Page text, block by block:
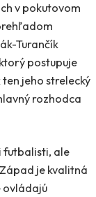
v pokutovom
Turančík
postupuje
jeho strelecký
rozhodca
futbalisti, ale
je kvalitná
ovládajú